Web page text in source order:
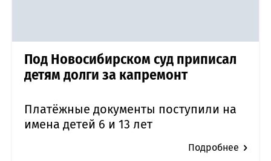
Под Новосибирском суд приписал
детям долги за капремонт
Платёжные документы поступили на
имена детей 6 и 13 лет
Подробнее